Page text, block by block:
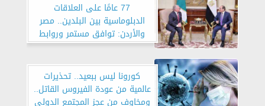
77 عامًا على العلاقات
الدبلوماسية بين البلدين.. مصر
والأردن: توافق مستمر وروابط
ممتدة
كورونا ليس ببعيد.. تحذيرات
عالمية من عودة الفيروس القاتل..
ومخاوف من عجز المجتمع الدولي